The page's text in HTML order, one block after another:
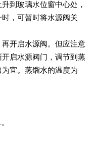
到玻璃水位窗中心处，
，可暂时将水源阀关
开启水源阀。但应注意
启水源阀门，调节到蒸
宜。蒸馏水的温度为